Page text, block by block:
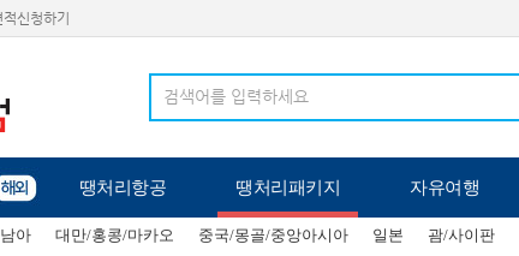
신청하기
땡처리항공 땡처리패키지 자유여행
아 대만/홍콩/마카오 중국/몽골/중앙아시아 일본 괌/사이판